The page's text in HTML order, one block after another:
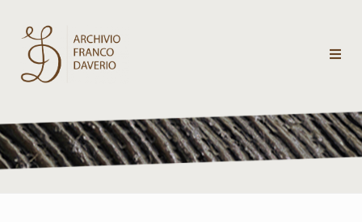
Archivio
Franco
Daverio